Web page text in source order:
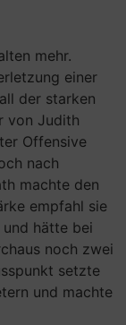
mehr.
einer
der starken
von Judith
Offensive
nach
machte den
empfahl sie
hätte bei
noch zwei
setzte
und machte